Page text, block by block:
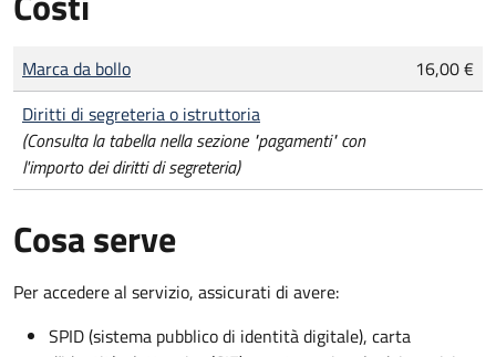
Tipo di pagamento
Importo
Marca da bollo
16,00 €
Diritti di segreteria o istruttoria
(Consulta la tabella nella sezione "pagamenti" con
l'importo dei diritti di segreteria)
Cosa serve
Per accedere al servizio, assicurati di avere:
SPID (sistema pubblico di identità digitale), carta